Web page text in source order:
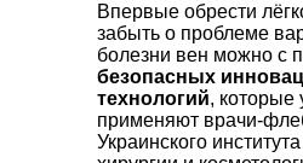
Впервые обрести
забыть о проблеме
болезни вен можно с
безопасных
технологий, которые
применяют врачи-
Украинского